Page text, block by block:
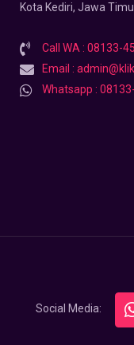
Kota Kediri, Jawa
Call WA : 08133-
Email :
Whatsapp :
Social Media: